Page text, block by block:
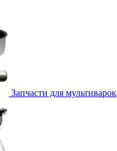
Запчасти для мультиварок